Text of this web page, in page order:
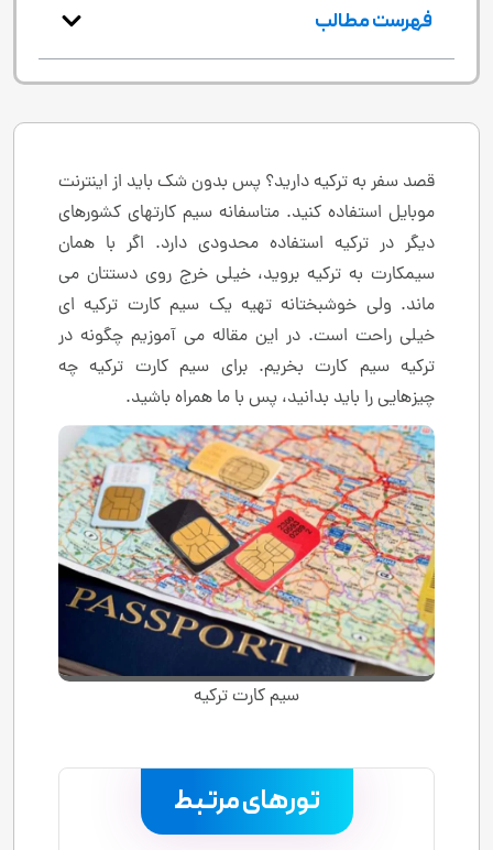
فهرست مطالب
قصد سفر به ترکیه دارید؟ پس بدون شک باید از اینترنت
موبایل استفاده کنید. متاسفانه سیم کارتهای کشورهای
دیگر در ترکیه استفاده محدودی دارد. اگر با همان
سیمکارت به ترکیه بروید، خیلی خرج روی دستتان می
ماند. ولی خوشبختانه تهیه یک سیم کارت ترکیه ای
خیلی راحت است. در این مقاله می آموزیم چگونه در
ترکیه سیم کارت بخریم. برای سیم کارت ترکیه چه
چیزهایی را باید بدانید، پس با ما همراه باشید.
سیم کارت ترکیه
تورهای مرتبط